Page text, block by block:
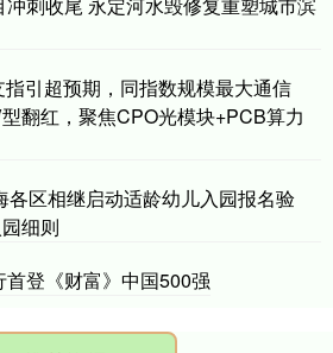
刺收尾 永定河水毁修复重塑城市滨
引超预期，同指数规模最大通信
翻红，聚焦CPO光模块+PCB算力
各区相继启动适龄幼儿入园报名验
细则
登《财富》中国500强